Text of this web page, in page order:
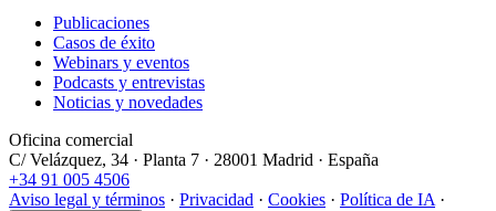
Publicaciones
Casos de éxito
Webinars y eventos
Podcasts y entrevistas
Noticias y novedades
Oficina comercial
C/ Velázquez, 34 · Planta 7 · 28001 Madrid · España
+34 91 005 4506
Aviso legal y términos · Privacidad · Cookies · Política de IA ·